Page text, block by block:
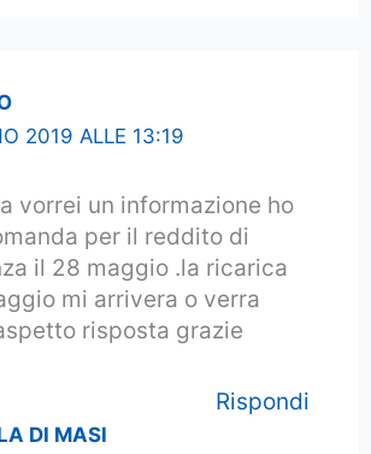
2019 ALLE 13:19
vorrei un informazione ho
per il reddito di
il 28 maggio .la ricarica
mi arrivera o verra
risposta grazie
Rispondi
DI MASI